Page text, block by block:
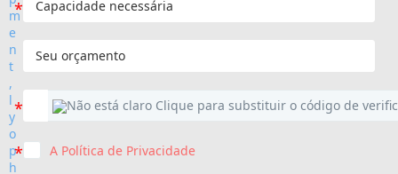
A Política de Privacidade